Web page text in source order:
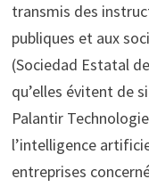
transmis des
publiques et aux
(Sociedad Estatal
qu’elles évitent de
Palantir
l’intelligence
entreprises